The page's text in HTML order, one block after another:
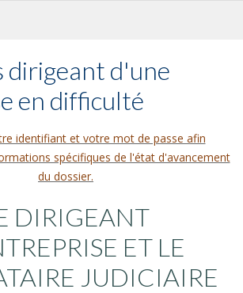
dirigeant d'une
en difficulté
identifiant et votre mot de passe afin
spécifiques de l'état d'avancement
du dossier.
DIRIGEANT
ET LE
JUDICIAIRE